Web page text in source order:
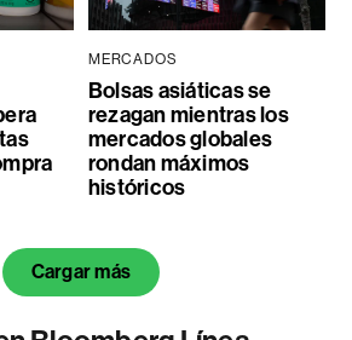
MERCADOS
Bolsas asiáticas se
rezagan mientras los
mercados globales
rondan máximos
históricos
Cargar más